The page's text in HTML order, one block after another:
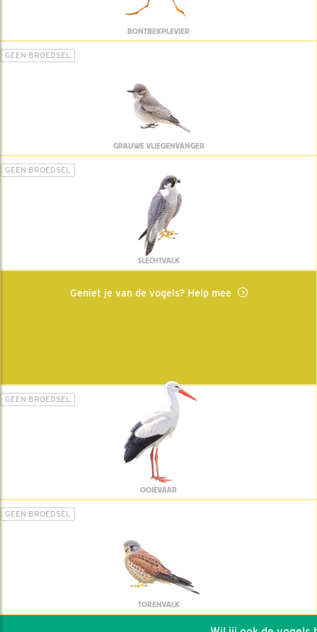
BONTBEKPLEVIER
GEEN BROEDSEL
GRAUWE VLIEGENVANGER
GEEN BROEDSEL
SLECHTVALK
Geniet je van de vogels? Help mee
GEEN BROEDSEL
OOIEVAAR
GEEN BROEDSEL
TORENVALK